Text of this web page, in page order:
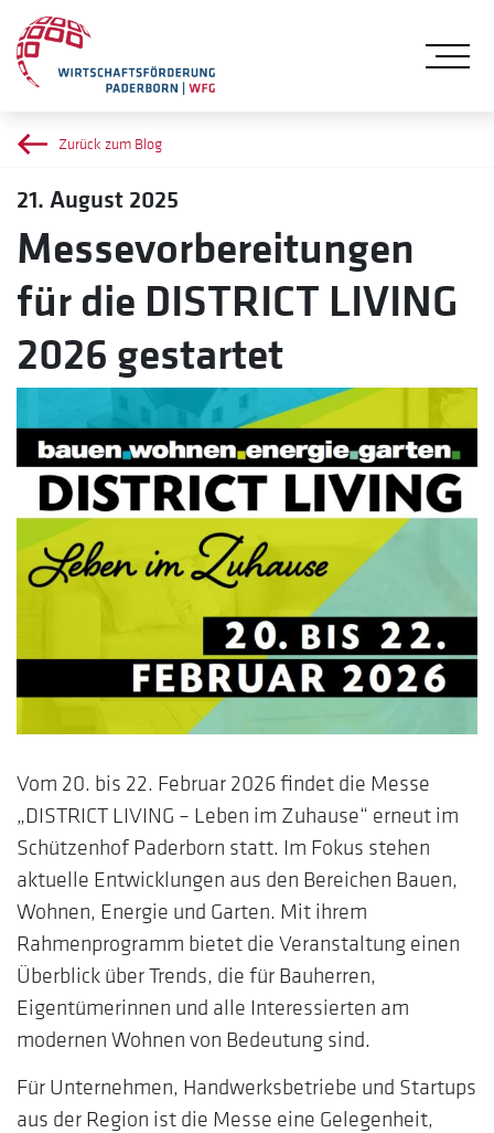
Zurück zum Blog
21. August 2025
Messevorbereitungen
für die DISTRICT LIVING
2026 gestartet
Vom 20. bis 22. Februar 2026 findet die Messe
„DISTRICT LIVING – Leben im Zuhause“ erneut im
Schützenhof Paderborn statt. Im Fokus stehen
aktuelle Entwicklungen aus den Bereichen Bauen,
Wohnen, Energie und Garten. Mit ihrem
Rahmenprogramm bietet die Veranstaltung einen
Überblick über Trends, die für Bauherren,
Eigentümerinnen und alle Interessierten am
modernen Wohnen von Bedeutung sind.
Für Unternehmen, Handwerksbetriebe und Startups
aus der Region ist die Messe eine Gelegenheit,